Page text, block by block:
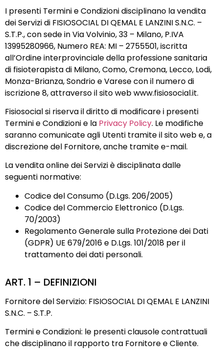
I presenti Termini e Condizioni disciplinano la vendita
dei Servizi di FISIOSOCIAL DI QEMAL E LANZINI S.N.C. –
S.T.P., con sede in Via Volvinio, 33 – Milano, P.IVA
13995280966, Numero REA: MI – 2755501, iscritta
all’Ordine interprovinciale della professione sanitaria
di fisioterapista di Milano, Como, Cremona, Lecco, Lodi,
Monza-Brianza, Sondrio e Varese con il numero di
iscrizione 8, attraverso il sito web www.fisiosocial.it.
Fisiosocial si riserva il diritto di modificare i presenti
Termini e Condizioni e la Privacy Policy. Le modifiche
saranno comunicate agli Utenti tramite il sito web e, a
discrezione del Fornitore, anche tramite e-mail.
La vendita online dei Servizi è disciplinata dalle
seguenti normative:
Codice del Consumo (D.Lgs. 206/2005)
Codice del Commercio Elettronico (D.Lgs.
70/2003)
Regolamento Generale sulla Protezione dei Dati
(GDPR) UE 679/2016 e D.Lgs. 101/2018 per il
trattamento dei dati personali.
ART. 1 – DEFINIZIONI
Fornitore del Servizio: FISIOSOCIAL DI QEMAL E LANZINI
S.N.C. – S.T.P.
Termini e Condizioni: le presenti clausole contrattuali
che disciplinano il rapporto tra Fornitore e Cliente.